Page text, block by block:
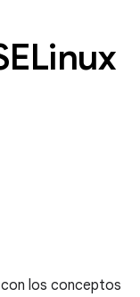
los conceptos